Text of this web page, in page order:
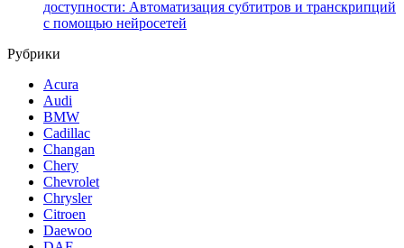
доступности: Автоматизация субтитров и транскрипций
с помощью нейросетей
Рубрики
Acura
Audi
BMW
Cadillac
Changan
Chery
Chevrolet
Chrysler
Citroen
Daewoo